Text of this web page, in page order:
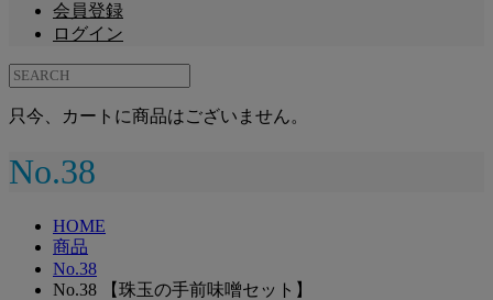
会員登録
ログイン
只今、カートに商品はございません。
No.38
HOME
商品
No.38
No.38 【珠玉の手前味噌セット】